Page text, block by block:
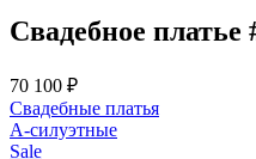
Свадебное платье
70 100 ₽
Свадебные платья
А-силуэтные
Sale